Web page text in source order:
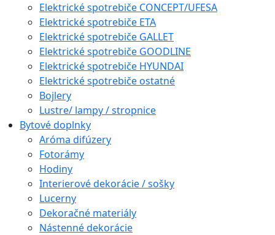
Elektrické spotrebiče CONCEPT/UFESA
Elektrické spotrebiče ETA
Elektrické spotrebiče GALLET
Elektrické spotrebiče GOODLINE
Elektrické spotrebiče HYUNDAI
Elektrické spotrebiče ostatné
Bojlery
Lustre/ lampy / stropnice
Bytové doplnky
Aróma difúzery
Fotorámy
Hodiny
Interierové dekorácie / sošky
Lucerny
Dekoračné materiály
Nástenné dekorácie